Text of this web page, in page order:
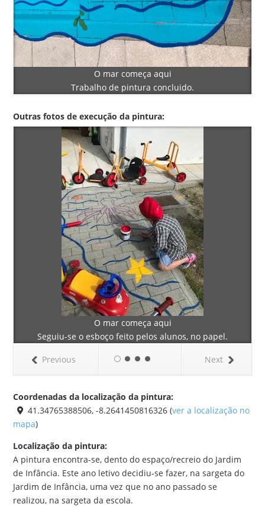
O mar começa aqui
Trabalho de pintura concluido.
Outras fotos de execução da pintura:
O mar começa aqui
Seguiu-se o esboço feito pelos alunos, no papel.
Next
Previous
Coordenadas da localização da pintura:
41.34765388506, -8.2641450816326 (ver a localização no
mapa)
Localização da pintura:
A pintura encontra-se, dento do espaço/recreio do Jardim
de Infância. Este ano letivo decidiu-se fazer, na sargeta do
Jardim de Infância, uma vez que no ano passado se
realizou, na sargeta da escola.